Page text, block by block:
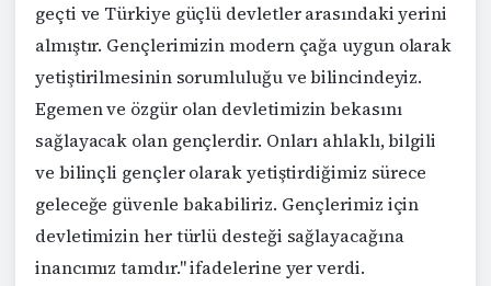
geçti ve Türkiye güçlü devletler arasındaki yerini
almıştır. Gençlerimizin modern çağa uygun olarak
yetiştirilmesinin sorumluluğu ve bilincindeyiz.
Egemen ve özgür olan devletimizin bekasını
sağlayacak olan gençlerdir. Onları ahlaklı, bilgili
ve bilinçli gençler olarak yetiştirdiğimiz sürece
geleceğe güvenle bakabiliriz. Gençlerimiz için
devletimizin her türlü desteği sağlayacağına
inancımız tamdır." ifadelerine yer verdi.